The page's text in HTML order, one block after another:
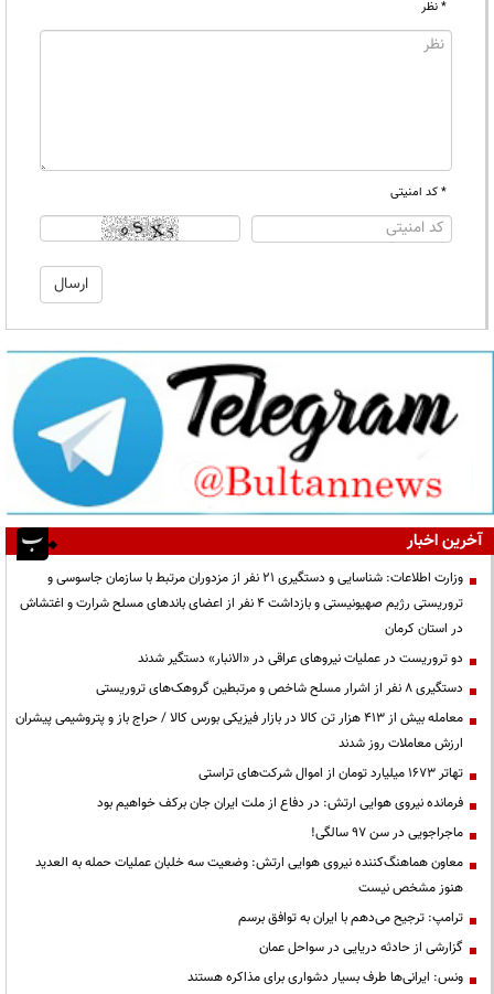
* نظر
* کد امنیتی
آخرین اخبار
وزارت اطلاعات: شناسایی و دستگیری ۲۱ نفر از مزدوران مرتبط با سازمان جاسوسی و
تروریستی رژیم صهیونیستی و بازداشت ۴ نفر از اعضای باندهای مسلح شرارت و اغتشاش
در استان کرمان
دو تروریست در عملیات نیروهای عراقی در «الانبار» دستگیر شدند
دستگیری ۸ نفر از اشرار مسلح شاخص و مرتبطین گروهک‌های تروریستی
معامله بیش از ۴۱۳ هزار تن کالا در بازار فیزیکی بورس کالا / حراج باز و پتروشیمی پیشران
ارزش معاملات روز شدند
تهاتر ۱۶۷۳ میلیارد تومان از اموال شرکت‌های تراستی
فرمانده نیروی هوایی ارتش: در دفاع از ملت ایران جان برکف خواهیم بود
ماجراجویی در سن ۹۷ سالگی!
معاون هماهنگ‌کننده نیروی هوایی ارتش: وضعیت سه خلبان عملیات حمله به العدید
هنوز مشخص نیست
ترامپ: ترجیح می‌دهم با ایران به توافق برسم
گزارشی از حادثه دریایی در سواحل عمان
ونس: ایرانی‌ها طرف بسیار دشواری برای مذاکره هستند